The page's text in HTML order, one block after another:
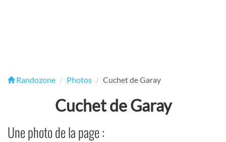
Randozone Photos Cuchet de Garay
Cuchet de Garay
Une photo de la page :